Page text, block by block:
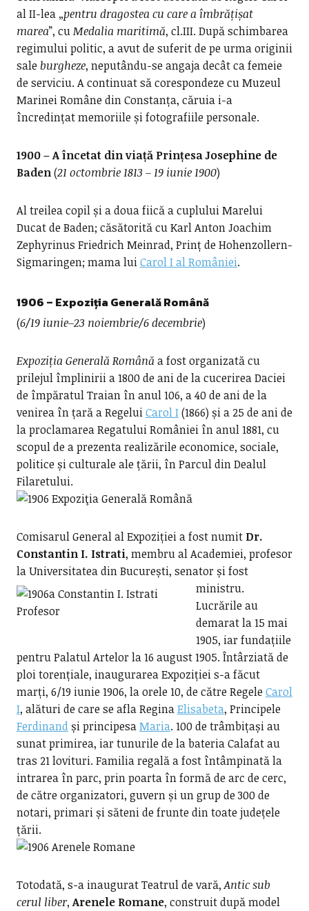
al II-lea „pentru dragostea cu care a îmbrățișat
marea”, cuMedalia maritimă, cl.III. După schimbarea
regimului politic, a avut de suferit de pe urma originii
saleburgheze, neputându-se angaja decât ca femeie
de serviciu. A continuat să corespondeze cu Muzeul
Marinei Române din Constanța, căruia i-a
încredințat memoriile și fotografiile personale.
1900 – A încetat din viață Prințesa Josephine de
Baden(21 octombrie 1813 – 19 iunie 1900)
Al treilea copil și a doua fiică a cuplului Marelui
Ducat de Baden; căsătorită cu Karl Anton Joachim
Zephyrinus Friedrich Meinrad, Prinț de Hohenzollern-
Sigmaringen; mama luiCarol I al României.
1906 – Expoziția Generală Română
(6/19 iunie–23 noiembrie/6 decembrie)
Expoziția Generală Română a fost organizată cu
prilejul împlinirii a 1800 de ani de la cucerirea Daciei
de împăratul Traian în anul 106, a 40 de ani de la
venirea în țară a RegeluiCarol I(1866) și a 25 de ani de
la proclamarea Regatului României în anul 1881, cu
scopul de a prezenta realizările economice, sociale,
politice și culturale ale țării, în Parcul din Dealul
Filaretului.
Comisarul General al Expoziției a fost numit Dr.
Constantin I. Istrati, membru al Academiei, profesor
la Universitatea din București, senator și fost
ministru.
Lucrările au
demarat la 15 mai
1905, iar fundațiile
pentru Palatul Artelor la 16 august 1905. Întârziată de
ploi torențiale, inaugurarea Expoziției s-a făcut
marți, 6/19 iunie 1906, la orele 10, de către RegeleCarol
I, alături de care se afla ReginaElisabeta, Principele
Ferdinandși principesaMaria. 100 de trâmbițași au
sunat primirea, iar tunurile de la bateria Calafat au
tras 21 lovituri. Familia regală a fost întâmpinată la
intrarea în parc, prin poarta în formă de arc de cerc,
de către organizatori, guvern și un grup de 300 de
notari, primari și săteni de frunte din toate județele
țării.
Totodată, s-a inaugurat Teatrul de vară,Antic sub
cerul liber,Arenele Romane, construit după model